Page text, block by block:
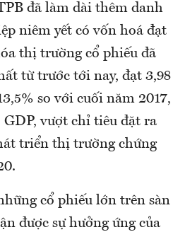
đã làm dài thêm danh
niêm yết có vốn hoá đạt
thị trường cổ phiếu đã
từ trước tới nay, đạt 3,98
so với cuối năm 2017,
vượt chỉ tiêu đặt ra
triển thị trường chứng
cổ phiếu lớn trên sàn
được sự hưởng ứng của